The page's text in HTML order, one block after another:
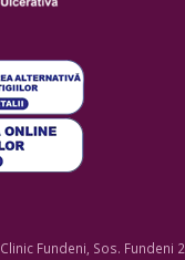
Fundeni, Sos. Fundeni